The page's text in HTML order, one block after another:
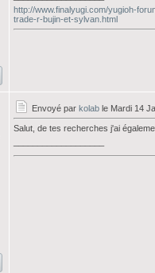
http://www.finalyugi.com/yugioh-
trade-r-bujin-et-sylvan.html
Envoyé par kolab le Mardi 14
Salut, de tes recherches j'ai